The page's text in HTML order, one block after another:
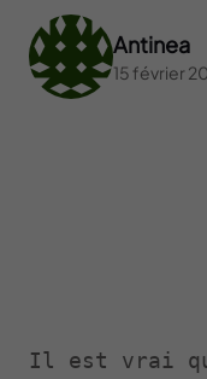
Antinea
15 février
Il est vrai